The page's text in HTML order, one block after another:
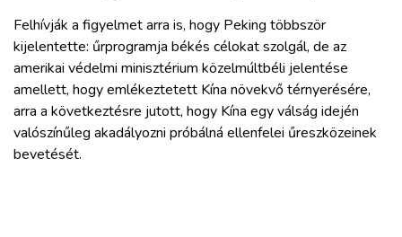
Felhívják a figyelmet arra is, hogy Peking többször
kijelentette: űrprogramja békés célokat szolgál, de az
amerikai védelmi minisztérium közelmúltbéli jelentése
amellett, hogy emlékeztetett Kína növekvő térnyerésére,
arra a következtésre jutott, hogy Kína egy válság idején
valószínűleg akadályozni próbálná ellenfelei űreszközeinek
bevetését.